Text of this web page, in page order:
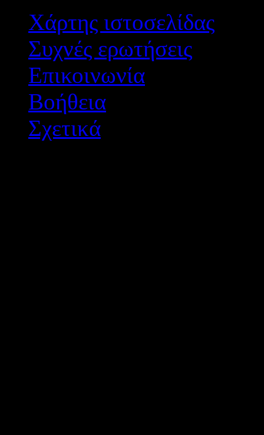
Χάρτης ιστοσελίδας
Συχνές ερωτήσεις
Επικοινωνία
Βοήθεια
Σχετικά